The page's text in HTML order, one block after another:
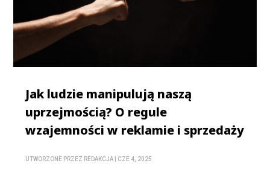
Jak ludzie manipulują naszą
uprzejmością? O regule
wzajemności w reklamie i sprzedaży
UTWORZONE PRZEZ REDAKCJA CZE 4, 2025